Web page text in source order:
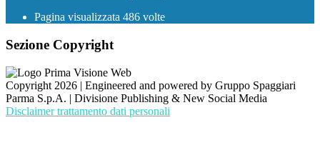
Pagina visualizzata 486 volte
Sezione Copyright
Copyright 2026 | Engineered and powered by Gruppo Spaggiari
Parma S.p.A. | Divisione Publishing & New Social Media
Disclaimer trattamento dati personali